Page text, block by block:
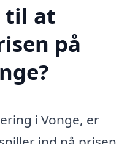
til at
på
i Vonge, er